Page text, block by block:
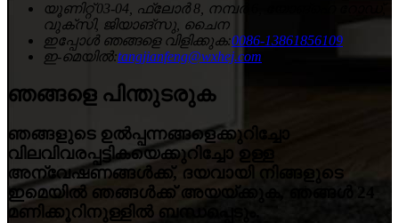
യൂണിറ്റ് 03-04, ഫ്ലോർ 8, നമ്പർ 6, യോങ്ഹെ റോഡ്,
വുക്സി, ജിയാങ്‌സു, ചൈന
ഇപ്പോൾ ഞങ്ങളെ വിളിക്കുക:0086-13861856109
ഇ-മെയിൽ:tangjianfeng@wxhej.com
ഞങ്ങളെ പിന്തുടരുക
ഞങ്ങളുടെ ഉൽപ്പന്നങ്ങളെക്കുറിച്ചോ
വിലവിവരപ്പട്ടികയെക്കുറിച്ചോ ഉള്ള
അന്വേഷണങ്ങൾക്ക്, ദയവായി നിങ്ങളുടെ
ഇമെയിൽ ഞങ്ങൾക്ക് അയയ്ക്കുക, ഞങ്ങൾ 24
മണിക്കൂറിനുള്ളിൽ ബന്ധപ്പെടും.